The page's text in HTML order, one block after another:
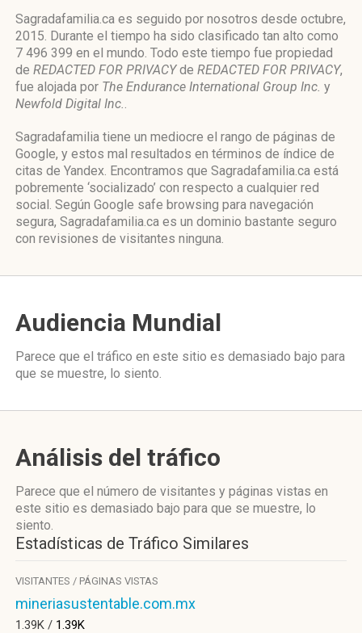
Sagradafamilia.ca es seguido por nosotros desde octubre,
2015. Durante el tiempo ha sido clasificado tan alto como
7 496 399 en el mundo. Todo este tiempo fue propiedad
de REDACTED FOR PRIVACYde REDACTED FOR PRIVACY,
fue alojada por The Endurance International Group Inc. y
Newfold Digital Inc..
Sagradafamilia tiene un mediocre el rango de páginas de
Google, y estos mal resultados en términos de índice de
citas de Yandex. Encontramos que Sagradafamilia.ca está
pobremente ‘socializado’ con respecto a cualquier red
social. Según Google safe browsing para navegación
segura, Sagradafamilia.ca es un dominio bastante seguro
con revisiones de visitantes ninguna.
Audiencia Mundial
Parece que el tráfico en este sitio es demasiado bajo para
que se muestre, lo siento.
Análisis del tráfico
Parece que el número de visitantes y páginas vistas en
este sitio es demasiado bajo para que se muestre, lo
siento.
Estadísticas de Tráfico Similares
VISITANTES / PÁGINAS VISTAS
mineriasustentable.com.mx
1.39K / 1.39K